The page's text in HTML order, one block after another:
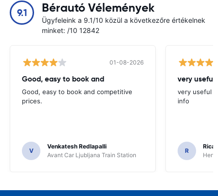
9.1 Bérautó Vélemények
Ügyfeleink a 9.1/10 közül a következőre értékelnek
minket: /10 12842
01-08-2026
Good, easy to book and
Good, easy to book and competitive
prices.
V
Venkatesh Redlapalli
Avant Car Ljubljana Train Station
very useful
very useful
info
R